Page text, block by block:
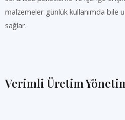
malzemeler günlük kullanımda bile
sağlar.
Verimli Üretim